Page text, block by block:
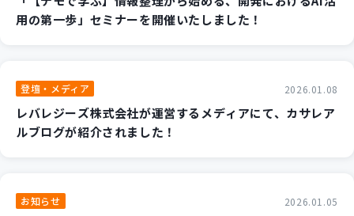
用の第一歩」セミナーを開催いたしました！
登壇・メディア 2026.01.08
レバレジーズ株式会社が運営するメディアにて、カサレア
ルブログが紹介されました！
お知らせ 2026.01.05